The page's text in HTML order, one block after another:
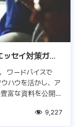
ッセイ対策ガイ
ワードバイスで
ハウを活かし、ア
富な資料を公開し
9,227